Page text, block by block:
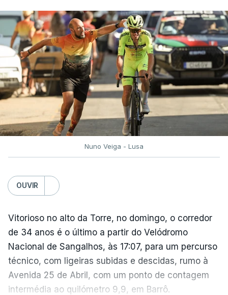
Nuno Veiga - Lusa
OUVIR
Vitorioso no alto da Torre, no domingo, o corredor
de 34 anos é o último a partir do Velódromo
Nacional de Sangalhos, às 17:07, para um percurso
técnico, com ligeiras subidas e descidas, rumo à
Avenida 25 de Abril, com um ponto de contagem
intermédia ao quilómetro 9,9, em Barrô.